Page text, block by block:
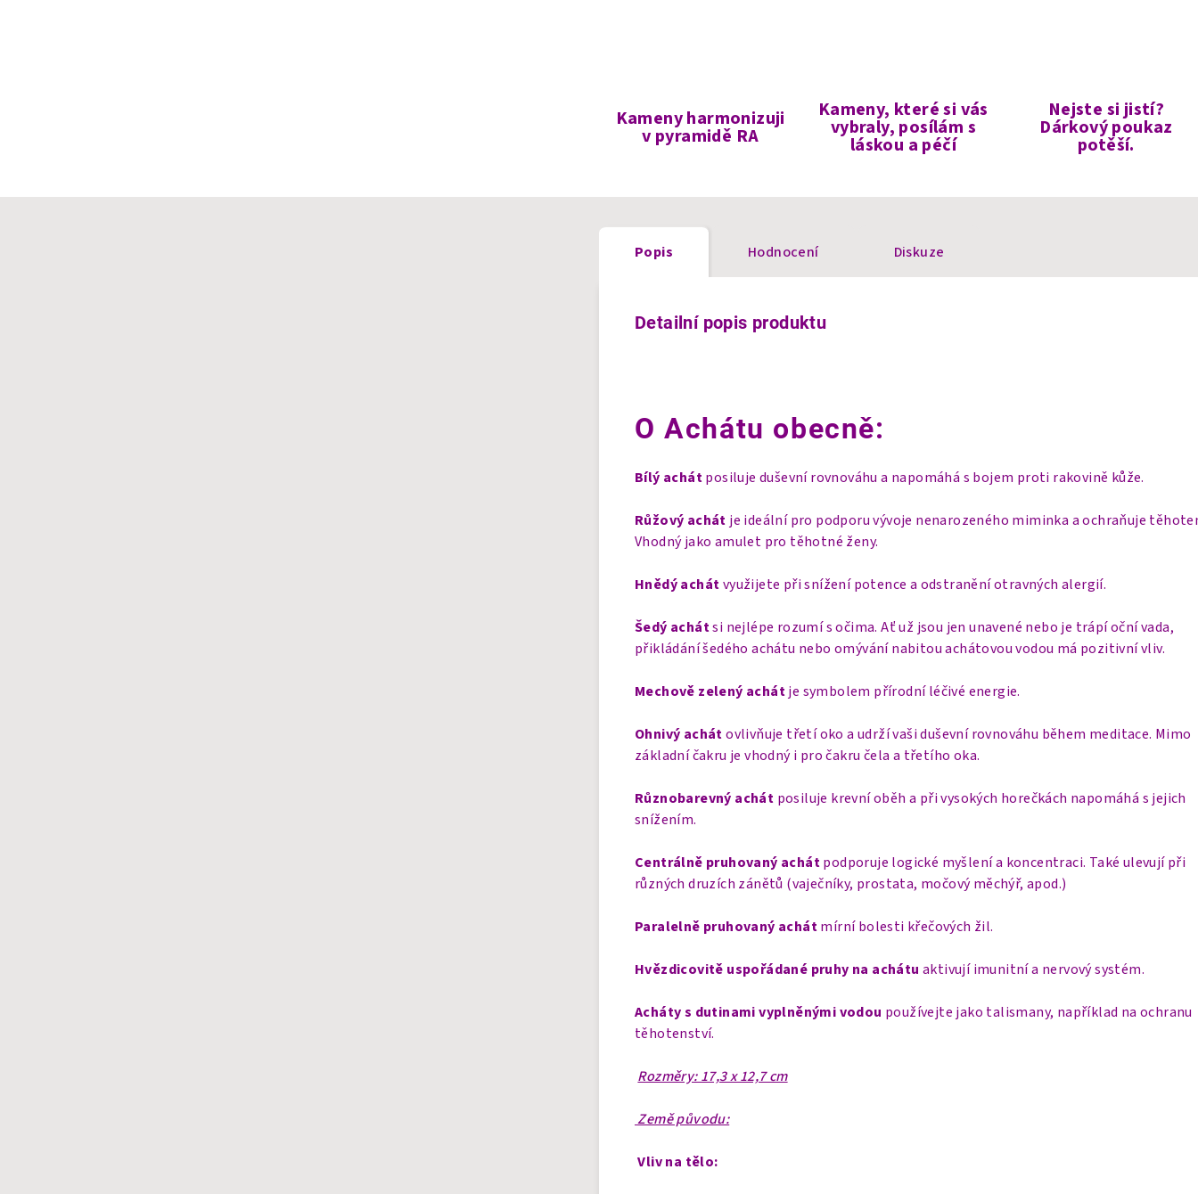
Kameny harmonizuji
v pyramidě RA
Kameny, které si vás
vybraly, posílám s
láskou a péčí
Nejste si jistí?
Dárkový poukaz
potěší.
Popis Hodnocení Diskuze
Detailní popis produktu
O Achátu obecně:
Bílý achátposiluje duševní rovnováhu a napomáhá s bojem proti rakovině kůže.
Růžový achát je ideální pro podporu vývoje nenarozeného miminka a ochraňuje
Vhodný jako amulet pro těhotné ženy.
Hnědý achátvyužijete při snížení potence a odstranění otravných alergií.
Šedý achátsi nejlépe rozumí s očima. Ať už jsou jen unavené nebo je trápí oční vada,
přikládání šedého achátu nebo omývání nabitou achátovou vodou má pozitivní vliv.
Mechově zelený achátje symbolem přírodní léčivé energie.
Ohnivý achátovlivňuje třetí oko a udrží vaši duševní rovnováhu během meditace. Mimo
základní čakru je vhodný i pro čakru čela a třetího oka.
Různobarevný achát posiluje krevní oběh a při vysokých horečkách napomáhá s jejich
snížením.
Centrálně pruhovaný achátpodporuje logické myšlení a koncentraci. Také ulevují při
různých druzích zánětů (vaječníky, prostata, močový měchýř, apod.)
Paralelně pruhovaný achátmírní bolesti křečových žil.
Hvězdicovitě uspořádané pruhy na achátu aktivují imunitní a nervový systém.
Acháty s dutinami vyplněnými vodou používejte jako talismany, například na ochranu
těhotenství.
Rozměry: 17,3 x 12,7 cm
Země původu:
Vliv na tělo: